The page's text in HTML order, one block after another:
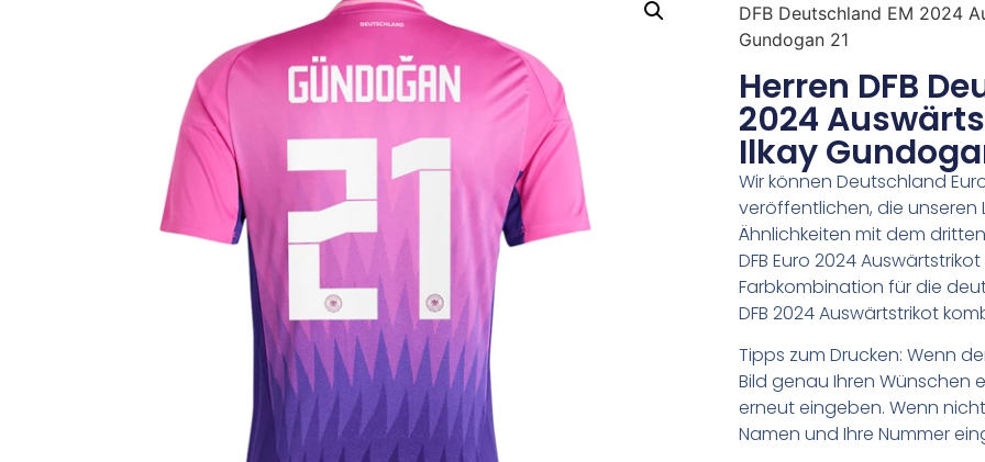
DFB Deutschland EM 2024
Gundogan 21
Herren DFB
2024
Ilkay
Wir können Deutschland
veröffentlichen, die unseren
Ähnlichkeiten mit dem
DFB Euro 2024
Farbkombination für die
DFB 2024 Auswärtstrikot
Tipps zum Drucken: Wenn
Bild genau Ihren Wünschen
erneut eingeben. Wenn
Namen und Ihre Nummer